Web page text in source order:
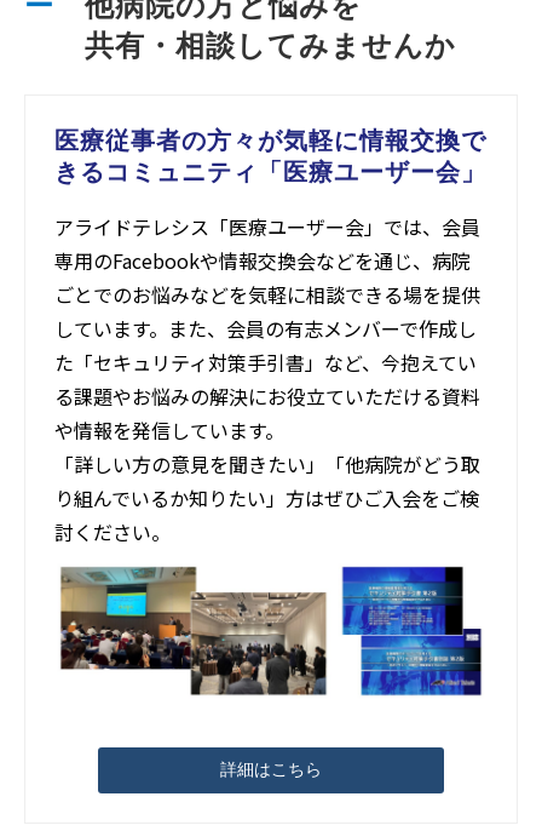
共有・相談してみませんか
医療従事者の方々が気軽に情報交換で
きるコミュニティ「医療ユーザー会」
アライドテレシス「医療ユーザー会」では、会員
専用のFacebookや情報交換会などを通じ、病院
ごとでのお悩みなどを気軽に相談できる場を提供
しています。また、会員の有志メンバーで作成し
た「セキュリティ対策手引書」など、今抱えてい
る課題やお悩みの解決にお役立ていただける資料
や情報を発信しています。
「詳しい方の意見を聞きたい」「他病院がどう取
り組んでいるか知りたい」方はぜひご入会をご検
討ください。
詳細はこちら